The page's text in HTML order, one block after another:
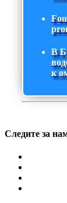
В
к
Следите за